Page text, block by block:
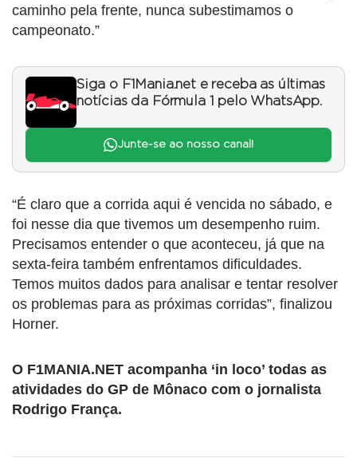
caminho pela frente, nunca subestimamos o
campeonato.”
Siga o F1Mania.net e receba as últimas
notícias da Fórmula 1 pelo WhatsApp.
Junte-se ao nosso canal!
“É claro que a corrida aqui é vencida no sábado, e
foi nesse dia que tivemos um desempenho ruim.
Precisamos entender o que aconteceu, já que na
sexta-feira também enfrentamos dificuldades.
Temos muitos dados para analisar e tentar resolver
os problemas para as próximas corridas”, finalizou
Horner.
O F1MANIA.NET acompanha ‘in loco’ todas as
atividades do GP de Mônaco com o jornalista
Rodrigo França.